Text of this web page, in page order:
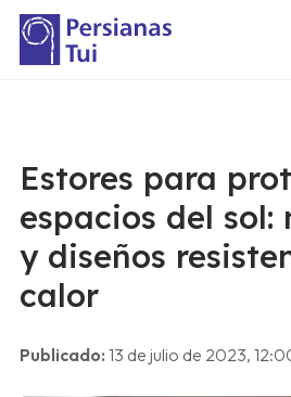
Estores para
espacios del sol:
y diseños
calor
Publicado: 13 de julio de 2023,